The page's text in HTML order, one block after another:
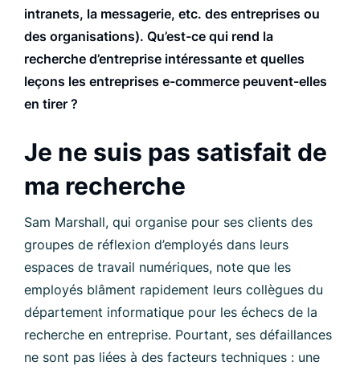
intranets, la messagerie, etc. des entreprises ou
des organisations). Qu’est-ce qui rend la
recherche d’entreprise intéressante et quelles
leçons les entreprises e-commerce peuvent-elles
en tirer ?
Je ne suis pas satisfait de
ma recherche
Sam Marshall, qui organise pour ses clients des
groupes de réflexion d’employés dans leurs
espaces de travail numériques, note que les
employés blâment rapidement leurs collègues du
département informatique pour les échecs de la
recherche en entreprise. Pourtant, ses défaillances
ne sont pas liées à des facteurs techniques : une